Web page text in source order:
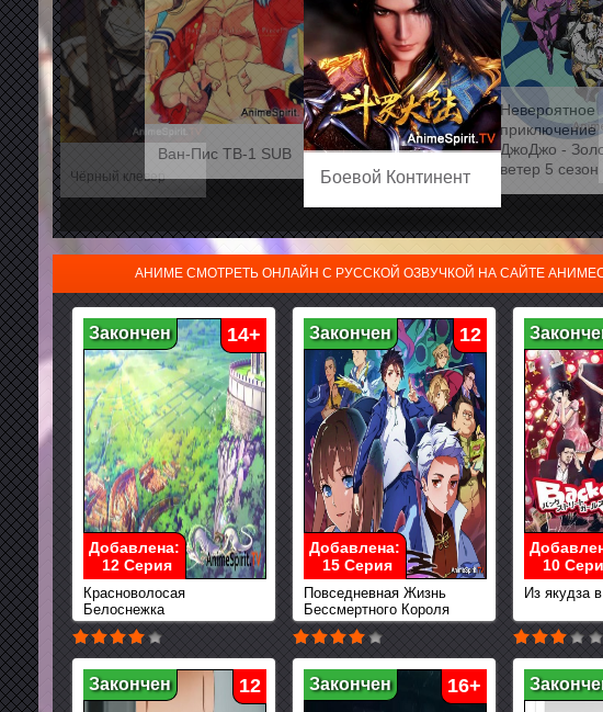
Невероятное
приключение
ДжоДжо -
ветер 5 сезон
Боевой Континент
Ван-Пис ТВ-1 SUB
Чёрный клевер
AНИМЕ СМОТРЕТЬ ОНЛАЙН С РУССКОЙ ОЗВУЧКОЙ НА САЙТЕ
Красноволосая
Белоснежка
Закончен 14+
Добавлена:
12 Серия
Повседневная Жизнь
Бессмертного Короля
Закончен 12
Добавлена:
15 Серия
Из якудза
10
Закончен 12 Закончен 16+